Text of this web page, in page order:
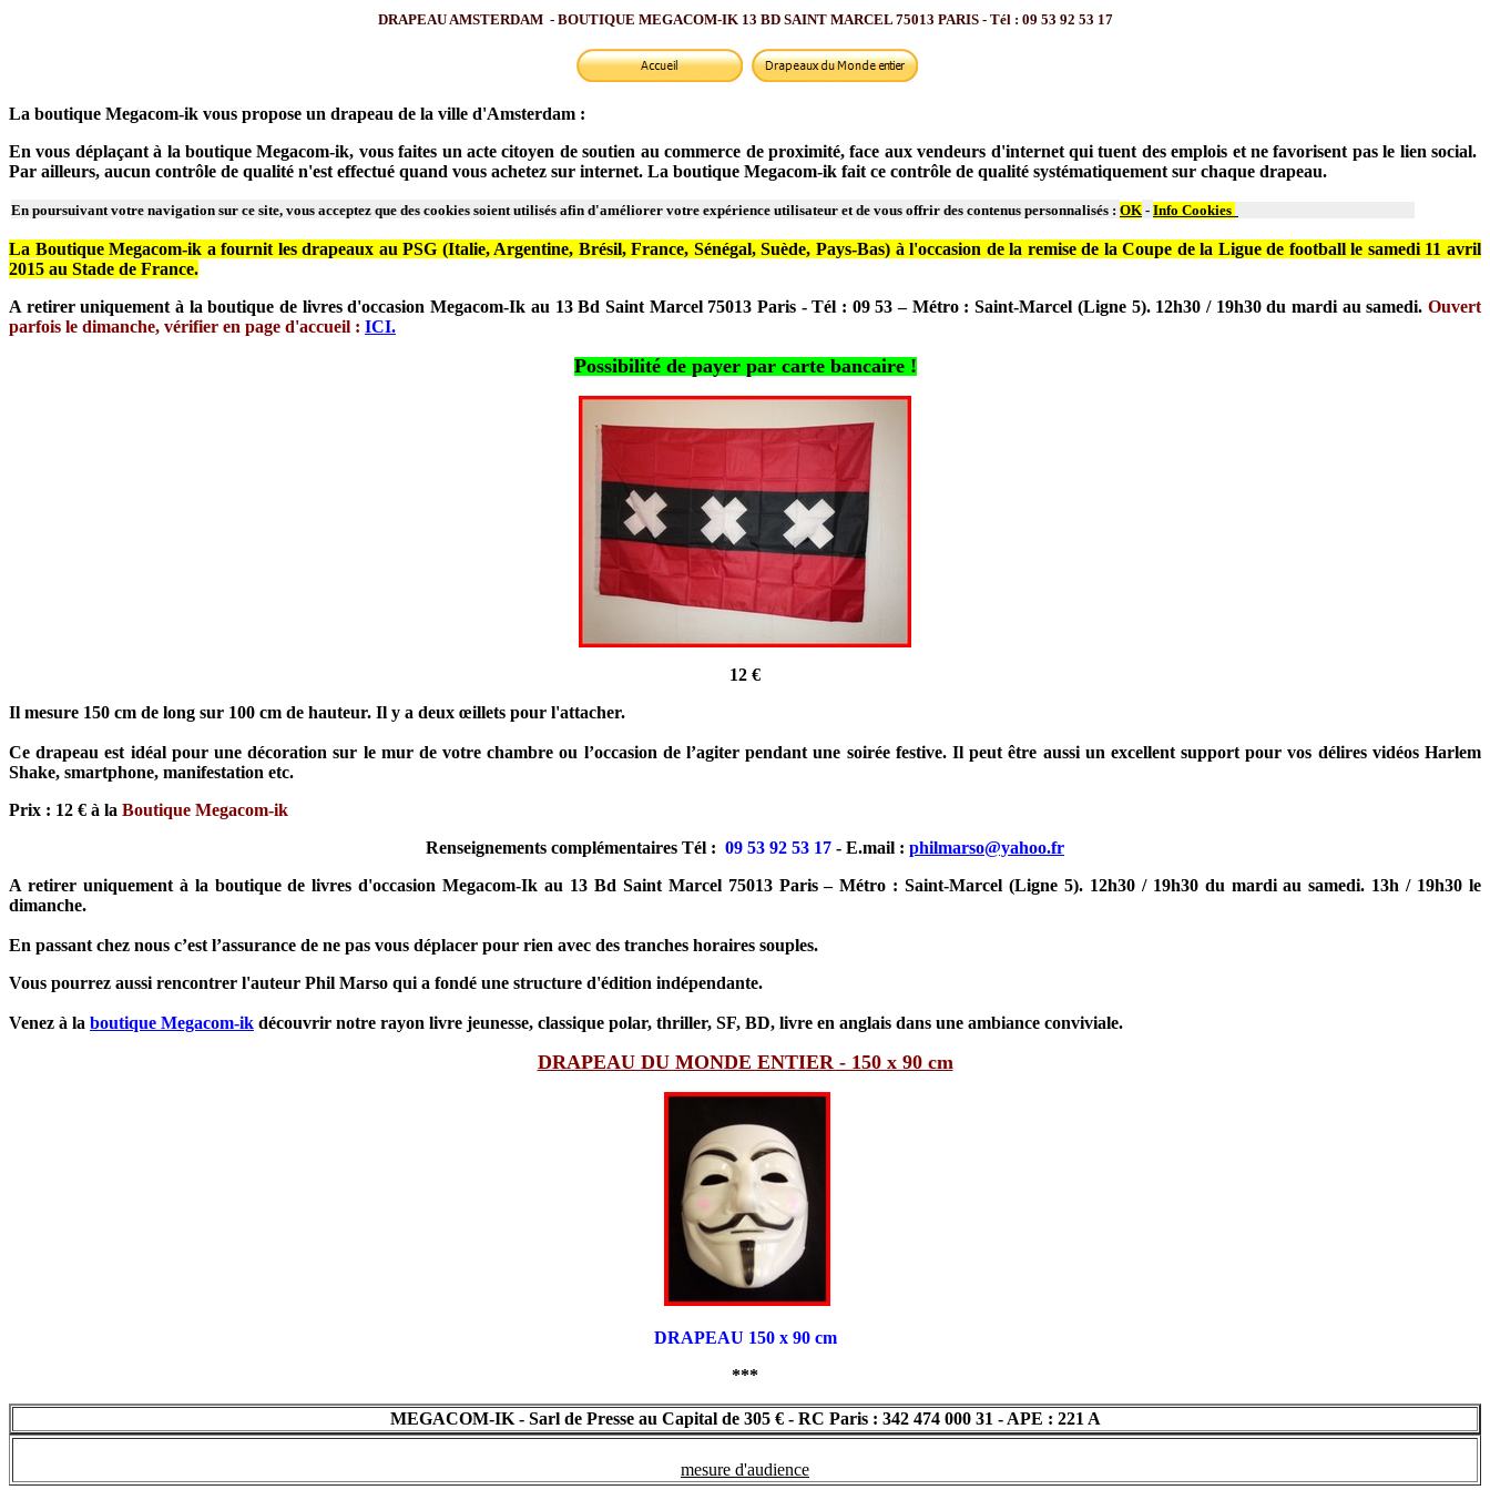
DRAPEAU AMSTERDAM - BOUTIQUE MEGACOM-IK 13 BD SAINT MARCEL 75013 PARIS - Tél : 09 53 92 53 17
La boutique Megacom-ik vous propose un drapeau de la ville d'Amsterdam :
En vous déplaçant à la boutique Megacom-ik, vous faites un acte citoyen de soutien au commerce de proximité, face aux vendeurs d'internet qui tuent des emplois et ne favorisent pas le lien social.
Par ailleurs, aucun contrôle de qualité n'est effectué quand vous achetez sur internet. La boutique Megacom-ik fait ce contrôle de qualité systématiquement sur chaque drapeau.
En poursuivant votre navigation sur ce site, vous acceptez que des cookies soient utilisés afin d'améliorer votre expérience utilisateur et de vous offrir des contenus personnalisés : OK - Info Cookies
La Boutique Megacom-ik a fournit les drapeaux au PSG (Italie, Argentine, Brésil, France, Sénégal, Suède, Pays-Bas) à l'occasion de la remise de la Coupe de la Ligue de football le samedi 11 avril
2015 au Stade de France.
A retirer uniquement à la boutique de livres d'occasion Megacom-Ik au 13 Bd Saint Marcel 75013 Paris - Tél : 09 53 – Métro : Saint-Marcel (Ligne 5). 12h30 / 19h30 du mardi au samedi. Ouvert
parfois le dimanche, vérifier en page d'accueil : ICI.
Possibilité de payer par carte bancaire !
12 €
Il mesure 150 cm de long sur 100 cm de hauteur. Il y a deux œillets pour l'attacher.
Ce drapeau est idéal pour une décoration sur le mur de votre chambre ou l’occasion de l’agiter pendant une soirée festive. Il peut être aussi un excellent support pour vos délires vidéos Harlem
Shake, smartphone, manifestation etc.
Prix : 12 € à la Boutique Megacom-ik
Renseignements complémentaires Tél : 09 53 92 53 17 - E.mail : philmarso@yahoo.fr
A retirer uniquement à la boutique de livres d'occasion Megacom-Ik au 13 Bd Saint Marcel 75013 Paris – Métro : Saint-Marcel (Ligne 5). 12h30 / 19h30 du mardi au samedi. 13h / 19h30 le
dimanche.
En passant chez nous c’est l’assurance de ne pas vous déplacer pour rien avec des tranches horaires souples.
Vous pourrez aussi rencontrer l'auteur Phil Marso qui a fondé une structure d'édition indépendante.
Venez à la boutique Megacom-ik découvrir notre rayon livre jeunesse, classique polar, thriller, SF, BD, livre en anglais dans une ambiance conviviale.
DRAPEAU DU MONDE ENTIER - 150 x 90 cm
DRAPEAU 150 x 90 cm
***
MEGACOM-IK - Sarl de Presse au Capital de 305 € - RC Paris : 342 474 000 31 - APE : 221 A
mesure d'audience